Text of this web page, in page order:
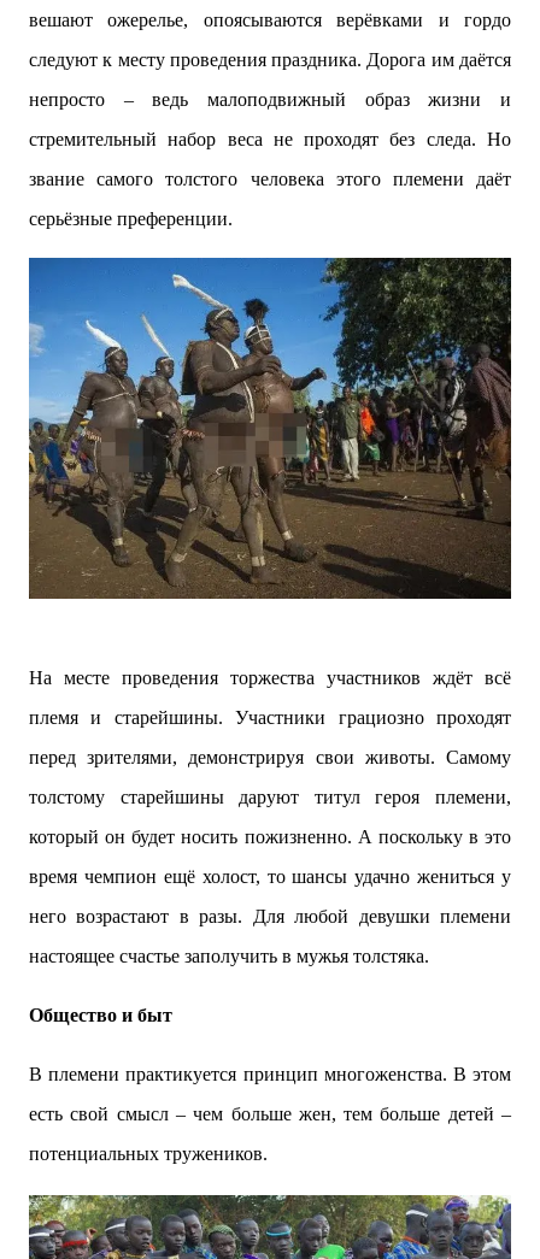
вешают ожерелье, опоясываются верёвками и гордо
следуют к месту проведения праздника. Дорога им даётся
непросто – ведь малоподвижный образ жизни и
стремительный набор веса не проходят без следа. Но
звание самого толстого человека этого племени даёт
серьёзные преференции.
На месте проведения торжества участников ждёт всё
племя и старейшины. Участники грациозно проходят
перед зрителями, демонстрируя свои животы. Самому
толстому старейшины даруют титул героя племени,
который он будет носить пожизненно. А поскольку в это
время чемпион ещё холост, то шансы удачно жениться у
него возрастают в разы. Для любой девушки племени
настоящее счастье заполучить в мужья толстяка.
Общество и быт
В племени практикуется принцип многоженства. В этом
есть свой смысл – чем больше жен, тем больше детей –
потенциальных тружеников.